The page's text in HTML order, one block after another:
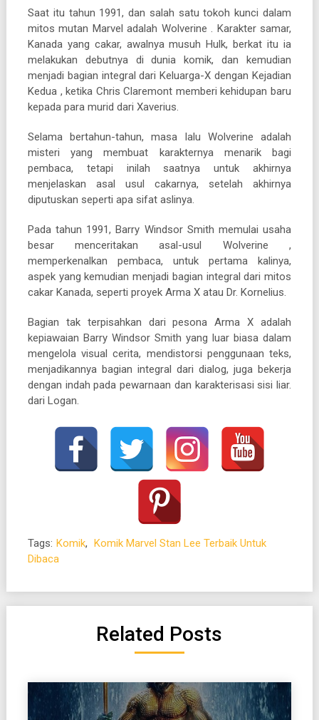
Saat itu tahun 1991, dan salah satu tokoh kunci dalam
mitos mutan Marvel adalah Wolverine . Karakter samar,
Kanada yang cakar, awalnya musuh Hulk, berkat itu ia
melakukan debutnya di dunia komik, dan kemudian
menjadi bagian integral dari Keluarga-X dengan Kejadian
Kedua , ketika Chris Claremont memberi kehidupan baru
kepada para murid dari Xaverius.
Selama bertahun-tahun, masa lalu Wolverine adalah
misteri yang membuat karakternya menarik bagi
pembaca, tetapi inilah saatnya untuk akhirnya
menjelaskan asal usul cakarnya, setelah akhirnya
diputuskan seperti apa sifat aslinya.
Pada tahun 1991, Barry Windsor Smith memulai usaha
besar menceritakan asal-usul Wolverine ,
memperkenalkan pembaca, untuk pertama kalinya,
aspek yang kemudian menjadi bagian integral dari mitos
cakar Kanada, seperti proyek Arma X atau Dr. Kornelius.
Bagian tak terpisahkan dari pesona Arma X adalah
kepiawaian Barry Windsor Smith yang luar biasa dalam
mengelola visual cerita, mendistorsi penggunaan teks,
menjadikannya bagian integral dari dialog, juga bekerja
dengan indah pada pewarnaan dan karakterisasi sisi liar.
dari Logan.
Tags: Komik, Komik Marvel Stan Lee Terbaik Untuk
Dibaca
Related Posts